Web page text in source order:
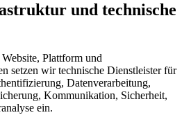
und technische
Plattform und
setzen wir technische Dienstleister für
Datenverarbeitung,
Kommunikation, Sicherheit,
ein.